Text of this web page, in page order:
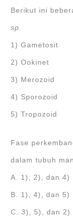
Berikut ini
sp
1) Gametosit
2) Ookinet
3) Merozoid
4) Sporozoid
5) Tropozoid
Fase
dalam tubuh
A. 1), 2), dan 4)
B. 1), 4), dan 5)
C. 3), 5), dan 2)